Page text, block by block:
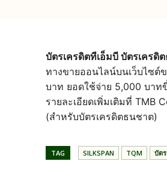
บัตรเครดิตทีเอ็มบี บัตรเครดิ
ทางขายออนไลน์บนเว็บไซต์
บาท ยอดใช้จ่าย 5,000 บา
รายละเอียดเพิ่มเติมที่ TMB
(สำหรับบัตรเครดิตธนชาต)
TAG SILKSPAN TQM บัต